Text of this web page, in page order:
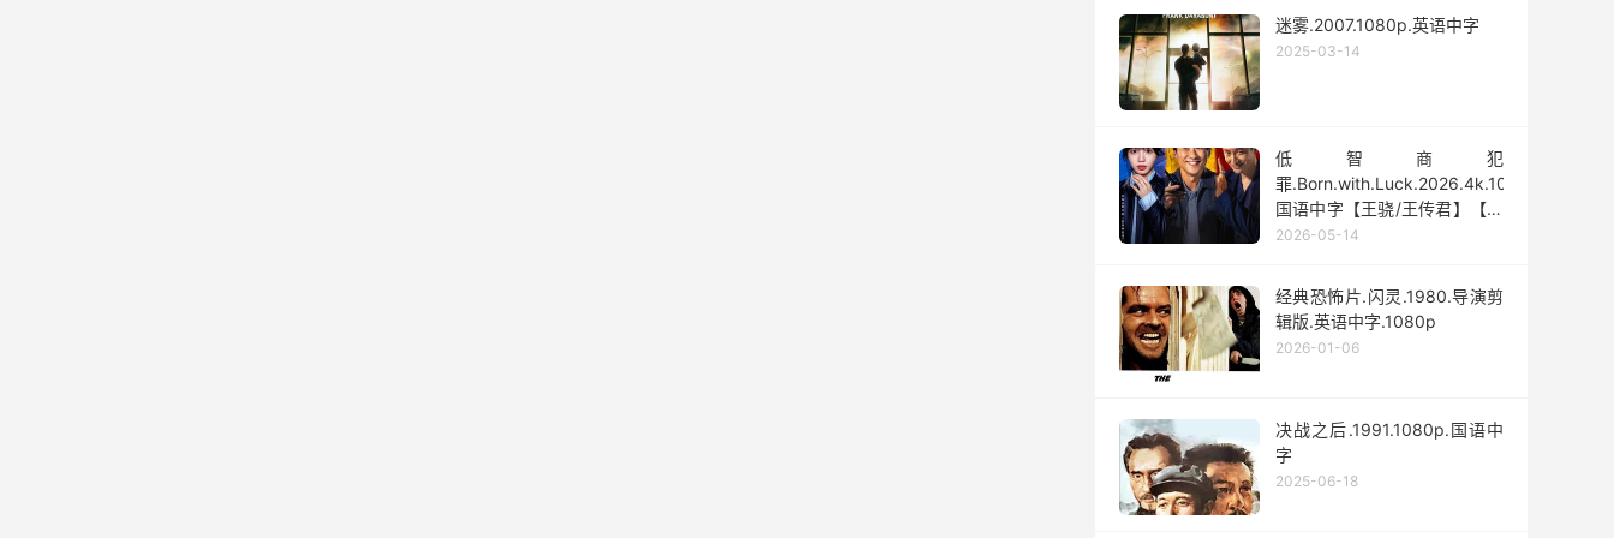
迷雾.2007.1080p.英语中字
2025-03-14
低智商犯
罪.Born.with.Luck.2026.4k.1080p.
国语中字【王骁/王传君】【更
新全24集】
2026-05-14
经典恐怖片.闪灵.1980.导演剪
辑版.英语中字.1080p
2026-01-06
决战之后.1991.1080p.国语中
字
2025-06-18